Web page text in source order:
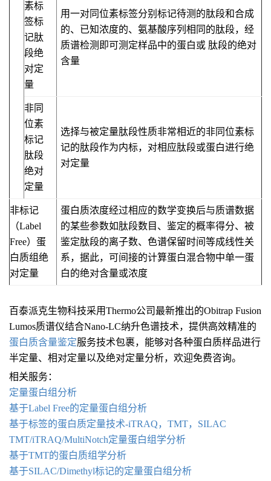
素标
签标
记肽
段绝
对定
量
用一对同位素标签分别标记待测的肽段和合成
的、已知浓度的、氨基酸序列相同的肽段，经
质谱检测即可测定样品中的蛋白或 肽段的绝对
含量
非同
位素
标记
肽段
绝对
定量
选择与被定量肽段性质非常相近的非同位素标
记的肽段作为内标，对相应肽段或蛋白进行绝
对定量
非标记
（Label
Free）蛋
白质组绝
对定量
蛋白质浓度经过相应的数学变换后与质谱数据
的某些参数如肽段数目、鉴定的概率得分、被
鉴定肽段的离子数、色谱保留时间等成线性关
系，据此，可间接的计算蛋白混合物中单一蛋
白的绝对含量或浓度
百泰派克生物科技采用Thermo公司最新推出的Obitrap Fusion
Lumos质谱仪结合Nano-LC纳升色谱技术，提供高效精准的
蛋白质含量鉴定服务技术包裹，能够对各种蛋白质样品进行
半定量、相对定量以及绝对定量分析，欢迎免费咨询。
相关服务：
定量蛋白组分析
基于Label Free的定量蛋白组分析
基于标签的蛋白质定量技术-iTRAQ，TMT，SILAC
TMT/iTRAQ/MultiNotch定量蛋白组学分析
基于TMT的蛋白质组学分析
基于SILAC/Dimethyl标记的定量蛋白组分析